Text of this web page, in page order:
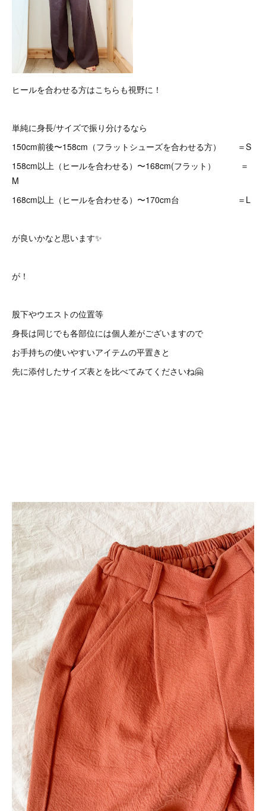
ヒールを合わせる方はこちらも視野に！
単純に身長/サイズで振り分けるなら
150cm前後〜158cm（フラットシューズを合わせる方） ＝S
158cm以上（ヒールを合わせる）〜168cm(フラット） ＝
M
168cm以上（ヒールを合わせる）〜170cm台 ＝L
が良いかなと思います✨
が！
股下やウエストの位置等
身長は同じでも各部位には個人差がございますので
お手持ちの使いやすいアイテムの平置きと
先に添付したサイズ表とを比べてみてくださいね🤗